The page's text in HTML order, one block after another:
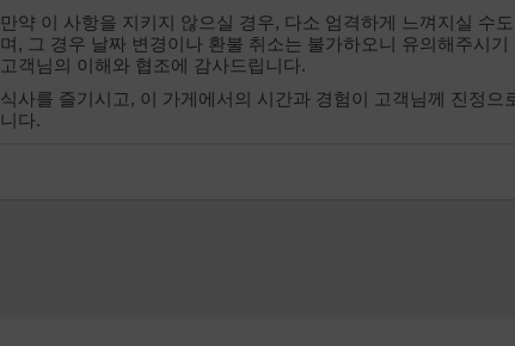
만약 이 사항을 지키지 않으실 경우, 다소 엄격하게 느껴지실 수
며, 그 경우 날짜 변경이나 환불 취소는 불가하오니 유의해주시기
고객님의 이해와 협조에 감사드립니다.
식사를 즐기시고, 이 가게에서의 시간과 경험이 고객님께 진정으
니다.